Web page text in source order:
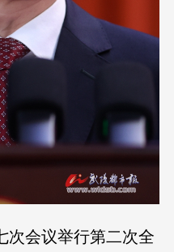
次会议举行第二次全